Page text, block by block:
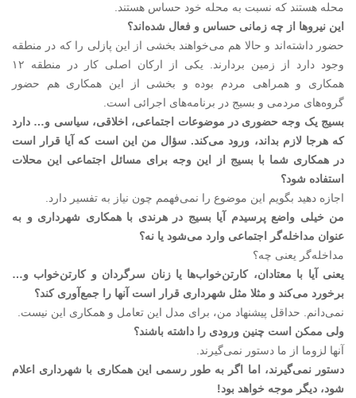
محله هستند که نسبت به محله خود حساس هستند.
‌این نیروها از چه زمانی حساس و فعال شده‌‌اند؟
حضور داشته‌‌اند و حالا هم می‌خواهند بخشی از این پازلی را که در منطقه
وجود دارد از زمین بردارند. یکی از ارکان اصلی کار در منطقه ۱۲
همکاری و همراهی مردم بوده و بخشی از این همکاری هم حضور
گروه‌های مردمی و بسیج در برنامه‌های اجرائی است.
‌بسیج یک وجه حضوری در موضوعات اجتماعی، اخلاقی، سیاسی و… دارد
که هرجا لازم بداند، ورود می‌کند. سؤال من این است که آیا قرار است
در همکاری شما با بسیج از این وجه برای مسائل اجتماعی این محلات
استفاده شود؟
اجازه دهید بگویم این موضوع را نمی‌‌فهمم چون نیاز به تفسیر دارد.
‌من خیلی واضع پرسیدم آیا بسیج در هرندی با همکاری شهرداری و به
عنوان مداخله‌گر اجتماعی وارد می‌شود یا نه؟
مداخله‌گر یعنی چه؟
‌یعنی آیا با معتادان، کارتن‌خواب‌ها یا زنان سرگردان و کارتن‌خواب و…
برخورد می‌کند و مثلا مثل شهرداری قرار است آنها را جمع‌آوری کند؟
نمی‌دانم. حداقل پیشنهاد من، برای مدل این تعامل و همکاری این نیست.
‌ولی ممکن است چنین ورودی را داشته باشند؟
آنها لزوما از ما دستور نمی‌‌گیرند.
‌دستور نمی‌‌گیرند، اما اگر به طور رسمی این همکاری با شهرداری اعلام
شود، دیگر موجه خواهد بود!